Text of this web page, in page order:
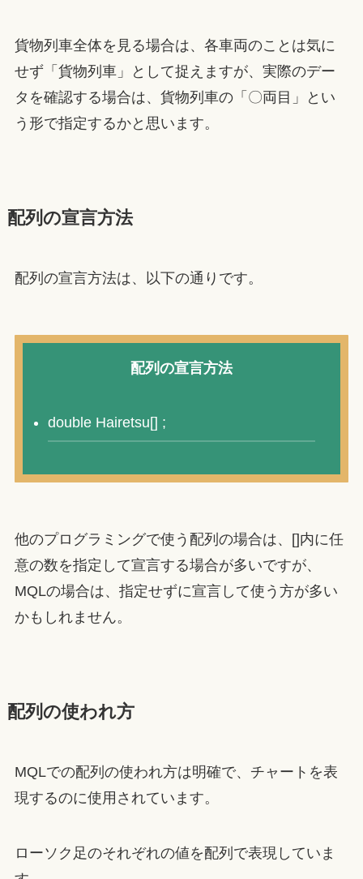
貨物列車全体を見る場合は、各車両のことは気に
せず「貨物列車」として捉えますが、実際のデー
タを確認する場合は、貨物列車の「〇両目」とい
う形で指定するかと思います。
配列の宣言方法
配列の宣言方法は、以下の通りです。
配列の宣言方法
double Hairetsu[] ;
他のプログラミングで使う配列の場合は、[]内に任
意の数を指定して宣言する場合が多いですが、
MQLの場合は、指定せずに宣言して使う方が多い
かもしれません。
配列の使われ方
MQLでの配列の使われ方は明確で、チャートを表
現するのに使用されています。
ローソク足のそれぞれの値を配列で表現していま